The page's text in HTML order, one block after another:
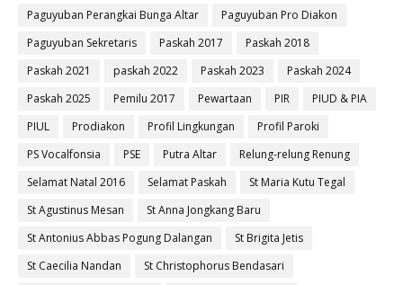
Paguyuban Perangkai Bunga Altar
Paguyuban Pro Diakon
Paguyuban Sekretaris
Paskah 2017
Paskah 2018
Paskah 2021
paskah 2022 Paskah 2023
Paskah 2024
Paskah 2025
Pemilu 2017 Pewartaan PIR
PIUD & PIA
PIUL
Prodiakon Profil Lingkungan
Profil Paroki
PS Vocalfonsia
PSE Putra Altar
Relung-relung Renung
Selamat Natal 2016
Selamat Paskah
St Maria Kutu Tegal
St Agustinus Mesan
St Anna Jongkang Baru
St Antonius Abbas Pogung Dalangan
St Brigita Jetis
St Caecilia Nandan
St Christophorus Bendasari